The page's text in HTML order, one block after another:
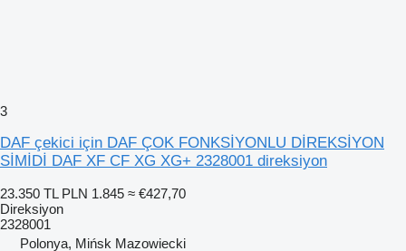
3
DAF çekici için DAF ÇOK FONKSİYONLU DİREKSİYON
SİMİDİ DAF XF CF XG XG+ 2328001 direksiyon
23.350 TL PLN 1.845 ≈ €427,70
Direksiyon
2328001
Polonya, Mińsk Mazowiecki